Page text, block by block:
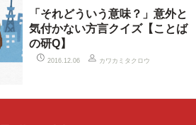
「それどういう意味？」意外と
気付かない方言クイズ【ことば
の研Q】
2016.12.06 カワカミタクロウ